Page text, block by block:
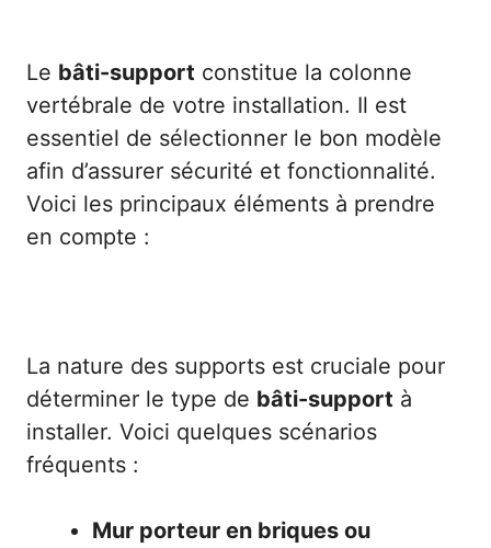
Le bâti-support constitue la colonne
vertébrale de votre installation. Il est
essentiel de sélectionner le bon modèle
afin d’assurer sécurité et fonctionnalité.
Voici les principaux éléments à prendre
en compte :
La nature des supports est cruciale pour
déterminer le type de bâti-support à
installer. Voici quelques scénarios
fréquents :
Mur porteur en briques ou